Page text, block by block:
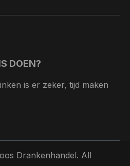
DOEN?
is er zeker, tijd maken
Drankenhandel. All